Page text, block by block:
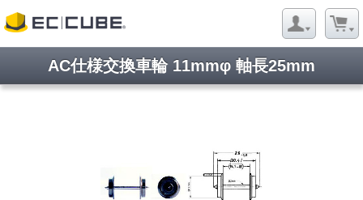
AC仕様交換車輪 11mmφ 軸長25mm